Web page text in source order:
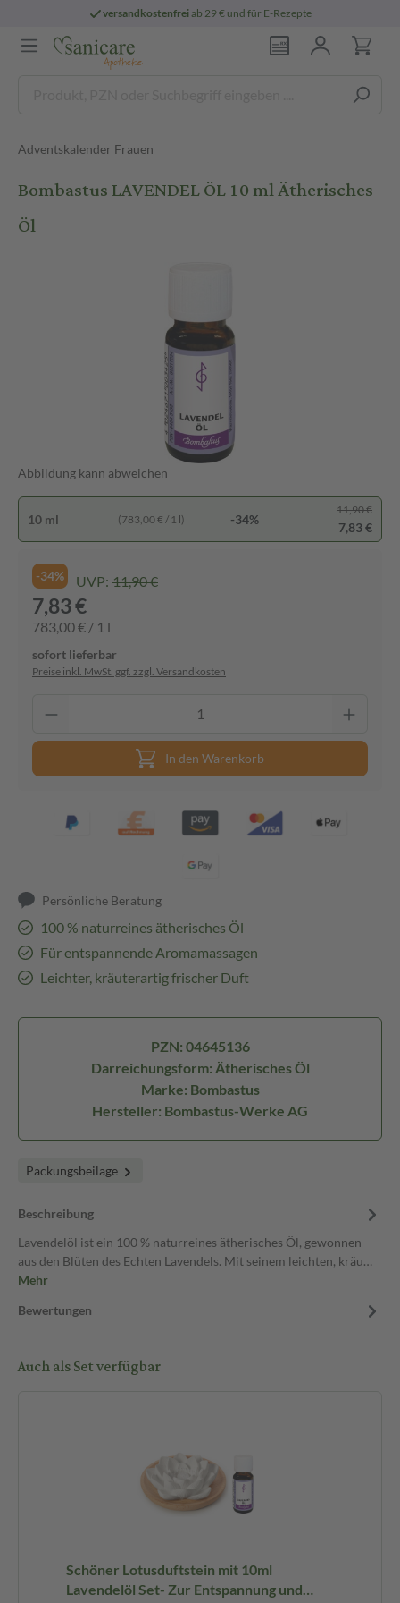
versandkostenfreiab 29 € und für E-Rezepte
Adventskalender Frauen
Bombastus LAVENDEL ÖL 10 ml Ätherisches
Öl
Abbildung kann abweichen
10 ml (783,00 € / 1 l) -34%
11,90 €
7,83 €
-34% UVP: 11,90 €
7,83 €
783,00 € / 1 l
sofort lieferbar
Preise inkl. MwSt. ggf. zzgl. Versandkosten
In den Warenkorb
Persönliche Beratung
100 % naturreines ätherisches Öl
Für entspannende Aromamassagen
Leichter, kräuterartig frischer Duft
PZN: 04645136
Darreichungsform: Ätherisches Öl
Marke: Bombastus
Hersteller: Bombastus-Werke AG
Packungsbeilage
Beschreibung
Lavendelöl ist ein 100 % naturreines ätherisches Öl, gewonnen
aus den Blüten des Echten Lavendels. Mit seinem leichten, kräu…
Mehr
Bewertungen
Auch als Set verfügbar
Schöner Lotusduftstein mit 10ml
Lavendelöl Set- Zur Entspannung und